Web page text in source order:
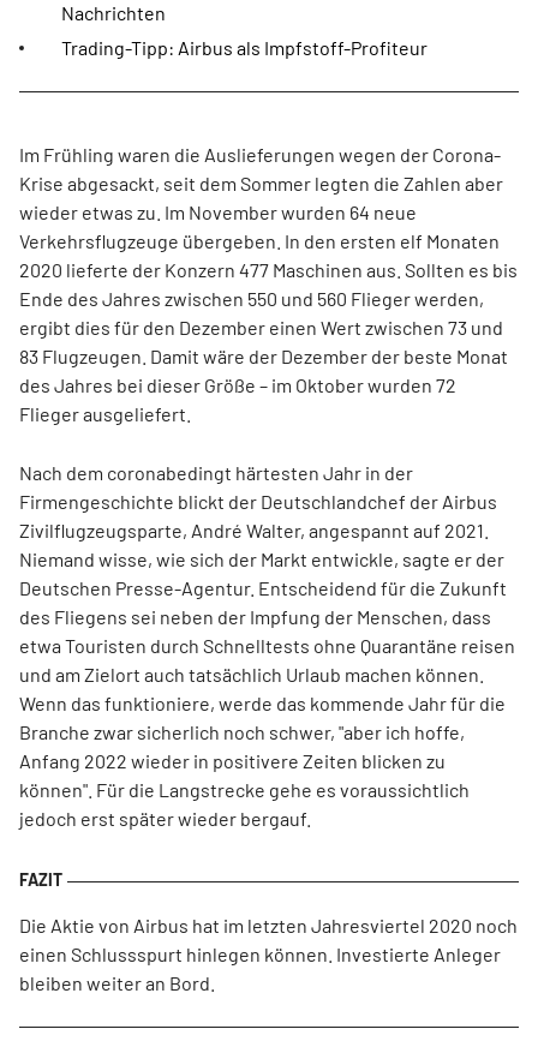
Nachrichten
Trading-Tipp: Airbus als Impfstoff-Profiteur
Im Frühling waren die Auslieferungen wegen der Corona-
Krise abgesackt, seit dem Sommer legten die Zahlen aber
wieder etwas zu. Im November wurden 64 neue
Verkehrsflugzeuge übergeben. In den ersten elf Monaten
2020 lieferte der Konzern 477 Maschinen aus. Sollten es bis
Ende des Jahres zwischen 550 und 560 Flieger werden,
ergibt dies für den Dezember einen Wert zwischen 73 und
83 Flugzeugen. Damit wäre der Dezember der beste Monat
des Jahres bei dieser Größe – im Oktober wurden 72
Flieger ausgeliefert.
Nach dem coronabedingt härtesten Jahr in der
Firmengeschichte blickt der Deutschlandchef der Airbus
Zivilflugzeugsparte, André Walter, angespannt auf 2021.
Niemand wisse, wie sich der Markt entwickle, sagte er der
Deutschen Presse-Agentur. Entscheidend für die Zukunft
des Fliegens sei neben der Impfung der Menschen, dass
etwa Touristen durch Schnelltests ohne Quarantäne reisen
und am Zielort auch tatsächlich Urlaub machen können.
Wenn das funktioniere, werde das kommende Jahr für die
Branche zwar sicherlich noch schwer, "aber ich hoffe,
Anfang 2022 wieder in positivere Zeiten blicken zu
können". Für die Langstrecke gehe es voraussichtlich
jedoch erst später wieder bergauf.
Die Aktie von Airbus hat im letzten Jahresviertel 2020 noch
einen Schlussspurt hinlegen können. Investierte Anleger
bleiben weiter an Bord.